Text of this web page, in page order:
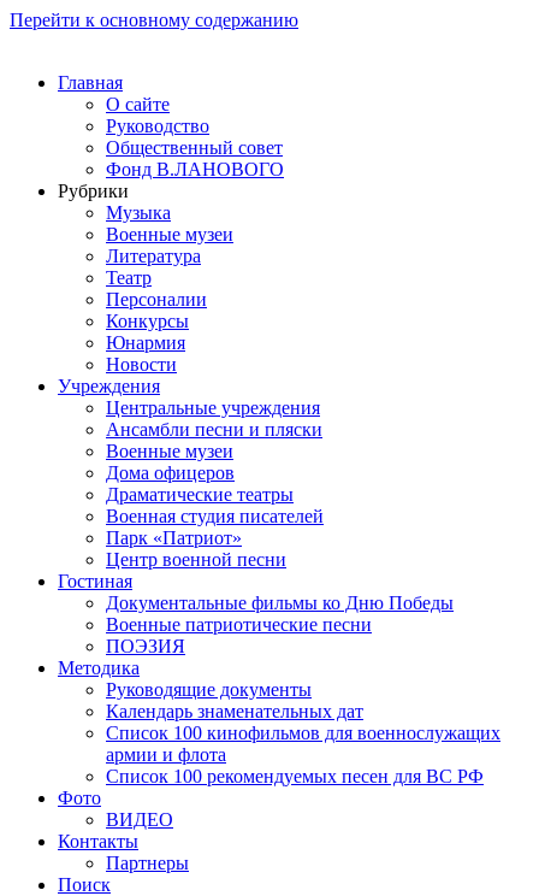
Перейти к основному содержанию
Главная
О сайте
Руководство
Общественный совет
Фонд В.ЛАНОВОГО
Рубрики
Музыка
Военные музеи
Литература
Театр
Персоналии
Конкурсы
Юнармия
Новости
Учреждения
Центральные учреждения
Ансамбли песни и пляски
Военные музеи
Дома офицеров
Драматические театры
Военная студия писателей
Парк «Патриот»
Центр военной песни
Гостиная
Документальные фильмы ко Дню Победы
Военные патриотические песни
ПОЭЗИЯ
Методика
Руководящие документы
Календарь знаменательных дат
Список 100 кинофильмов для военнослужащих
армии и флота
Список 100 рекомендуемых песен для ВС РФ
Фото
ВИДЕО
Контакты
Партнеры
Поиск